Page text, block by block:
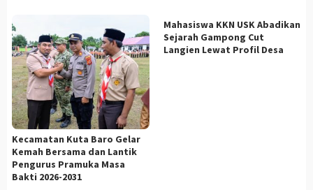
Kecamatan Kuta Baro Gelar
Kemah Bersama dan Lantik
Pengurus Pramuka Masa
Bakti 2026-2031
Mahasiswa KKN USK Abadikan
Sejarah Gampong Cut
Langien Lewat Profil Desa